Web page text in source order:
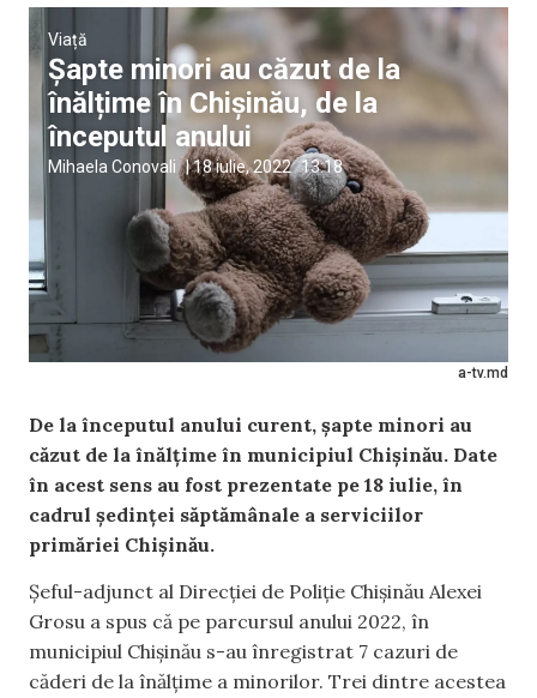
a-tv.md
Viață
Șapte minori au căzut de la
înălțime în Chișinău, de la
începutul anului
Mihaela Conovali |18 iulie, 2022 13:18
De la începutul anului curent, șapte minori au
căzut de la înălțime în municipiul Chișinău. Date
în acest sens au fost prezentate pe 18 iulie, în
cadrul ședinței săptămânale a serviciilor
primăriei Chișinău.
Șeful-adjunct al Direcției de Poliție Chișinău Alexei
Grosu a spus că pe parcursul anului 2022, în
municipiul Chișinău s-au înregistrat 7 cazuri de
căderi de la înălțime a minorilor. Trei dintre acestea